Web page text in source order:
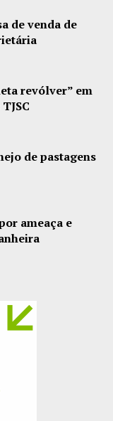
de venda de
revólver” em
de pastagens
ameaça e